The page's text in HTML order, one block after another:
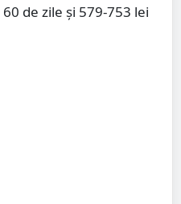
de zile şi 579-753 lei